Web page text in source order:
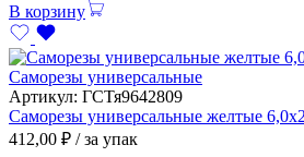
В корзину
Саморезы универсальные
Артикул: ГСТя9642809
Саморезы универсальные желтые
412,00 ₽ / за упак